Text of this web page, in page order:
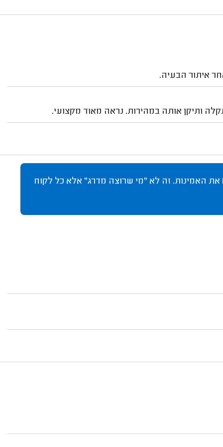
איתור הבעיה.
ותיקן אותה במהירות. נראה מאוד מקצועי.
את האמינות. זה לא "מי שרוצה מדרג" אלא כל לקוח